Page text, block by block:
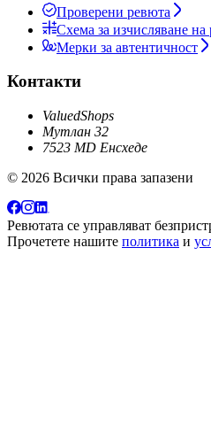
Проверени ревюта
Схема за изчисляване на
Мерки за автентичност
Контакти
ValuedShops
Мутлан 32
7523 MD Енсхеде
© 2026 Всички права запазени
Ревютата се управляват
Прочетете нашите политика и